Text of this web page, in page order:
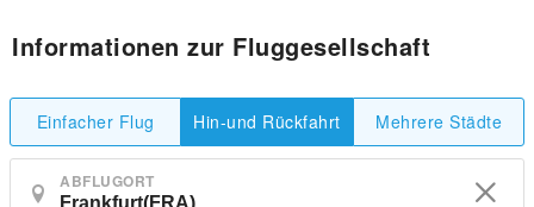
Informationen zur Fluggesellschaft
Einfacher Flug Hin-und Rückfahrt Mehrere Städte
ABFLUGORT